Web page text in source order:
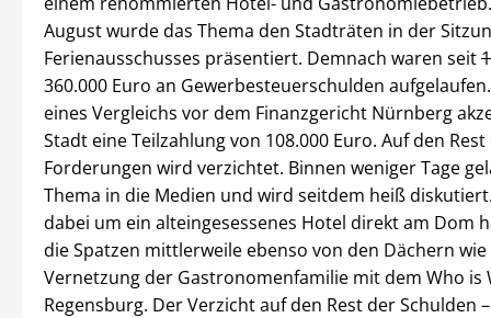
August wurde das Thema den Stadträten in der
Ferienausschusses präsentiert. Demnach waren seit
360.000 Euro an Gewerbesteuerschulden
eines Vergleichs vor dem Finanzgericht Nürnberg
Stadt eine Teilzahlung von 108.000 Euro. Auf den
Forderungen wird verzichtet. Binnen weniger Tage
Thema in die Medien und wird seitdem heiß
dabei um ein alteingesessenes Hotel direkt am Dom
die Spatzen mittlerweile ebenso von den Dächern
Vernetzung der Gastronomenfamilie mit dem Who is
Regensburg. Der Verzicht auf den Rest der Schulden –